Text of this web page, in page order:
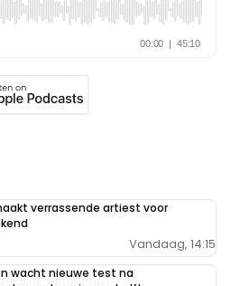
verrassende artiest voor
Vandaag, 14:15
wacht nieuwe test na